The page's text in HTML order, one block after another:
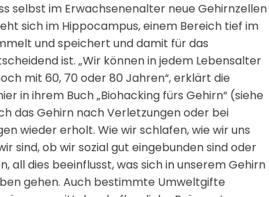
selbst im Erwachsenenalter neue Gehirnzellen
sich im Hippocampus, einem Bereich tief im
und speichert und damit für das
ist. „Wir können in jedem Lebensalter
mit 60, 70 oder 80 Jahren“, erklärt die
in ihrem Buch „Biohacking fürs Gehirn“ (siehe
das Gehirn nach Verletzungen oder bei
wieder erholt. Wie wir schlafen, wie wir uns
sind, ob wir sozial gut eingebunden sind oder
all dies beeinflusst, was sich in unserem Gehirn
gehen. Auch bestimmte Umweltgifte